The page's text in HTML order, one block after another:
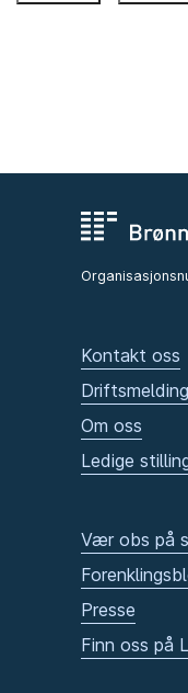
Kontakt oss
Om oss
Ledige
Vær obs på
Presse
Finn oss på